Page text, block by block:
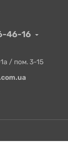
46-16
/ пом. 3-15